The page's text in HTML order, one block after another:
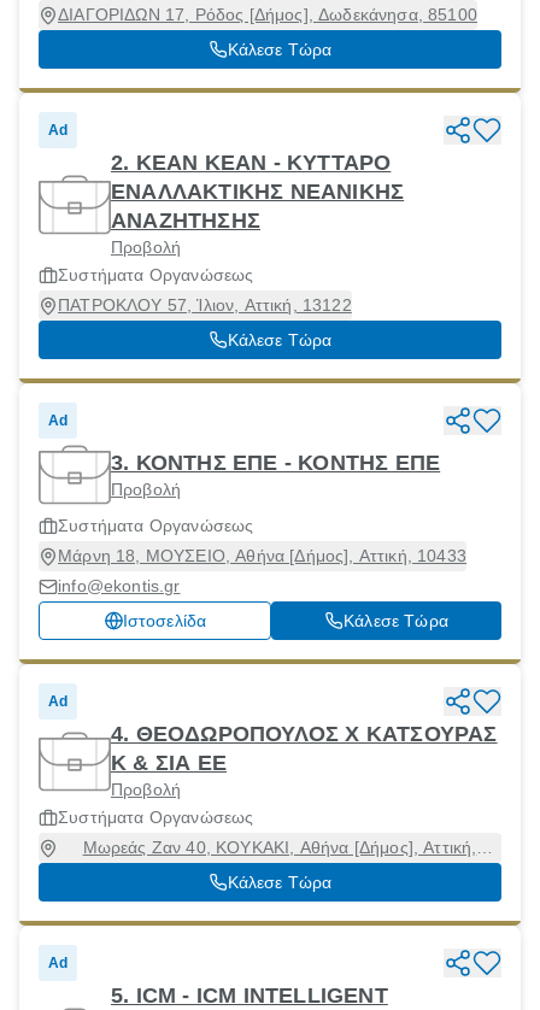
ΔΙΑΓΟΡΙΔΩΝ 17, Ρόδος [Δήμος], Δωδεκάνησα, 85100
Κάλεσε Τώρα
Ad
2. KEAN ΚΕΑΝ - ΚΥΤΤΑΡΟ
ΕΝΑΛΛΑΚΤΙΚΗΣ ΝΕΑΝΙΚΗΣ
ΑΝΑΖΗΤΗΣΗΣ
Προβολή
Συστήματα Οργανώσεως
ΠΑΤΡΟΚΛΟΥ 57, Ίλιον, Αττική, 13122
Κάλεσε Τώρα
Ad
3. ΚΟΝΤΗΣ ΕΠΕ - ΚΟΝΤΗΣ ΕΠΕ
Προβολή
Συστήματα Οργανώσεως
Μάρνη 18, ΜΟΥΣΕΙΟ, Αθήνα [Δήμος], Αττική, 10433
info@ekontis.gr
Ιστοσελίδα
Κάλεσε Τώρα
Ad
4. ΘΕΟΔΩΡΟΠΟΥΛΟΣ Χ ΚΑΤΣΟΥΡΑΣ
Κ & ΣΙΑ ΕΕ
Προβολή
Συστήματα Οργανώσεως
Μωρεάς Ζαν 40, ΚΟΥΚΑΚΙ, Αθήνα [Δήμος], Αττική,
11745
Κάλεσε Τώρα
Ad
5. ICM - ICM INTELLIGENT